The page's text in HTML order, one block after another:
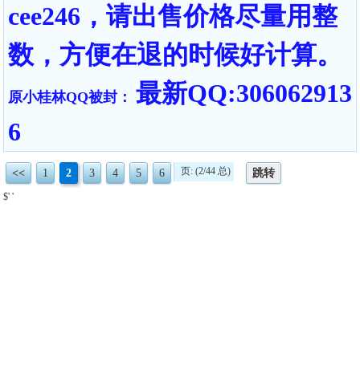
cee246，请出售价格尽量用整
数，方便在退的时候好计算。
原小桂林QQ被封： 最新QQ:306062913
6
<< 1 2 3 4 5 6 页: (2/44 总) 跳转
$' '